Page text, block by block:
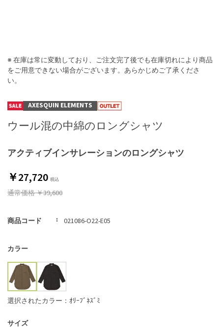
※ 在庫は常に変動しており、ご注文完了後でも在庫切れにより商品
をご用意できない場合がございます。あらかじめご了承くださ
い。
アクティブインサレーションのロングシャツ
AXESQUIN ELEMENTS
ウール混の中綿のロングシャツ
￥27,720
通常価格￥39,600
商品コード 021086-O22-E05
カラー
選択されたカラー：ｵﾘｰﾌﾞﾈｽﾞﾐ
サイズ